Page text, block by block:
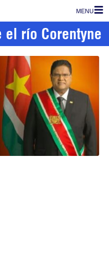
MENU
el río Corentyne